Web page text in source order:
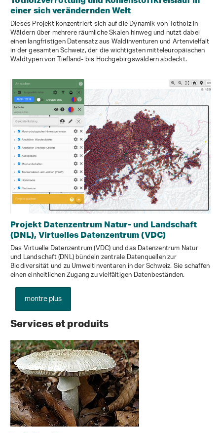
einer sich verändernden Welt
Dieses Projekt konzentriert sich auf die Dynamik von Totholz in
Wäldern über mehrere räumliche Skalen hinweg und nutzt dabei
einen langfristigen Datensatz aus Waldinventuren und Artenvielfalt
in der gesamten Schweiz, der die wichtigsten mitteleuropäischen
Waldtypen von Tiefland- bis Hochgebirgswäldern abdeckt.
Projekt Datenzentrum Natur- und Landschaft
(DNL), Virtuelles Datenzentrum (VDC)
Das Virtuelle Datenzentrum (VDC) und das Datenzentrum Natur
und Landschaft (DNL) bündeln zentrale Datenquellen zur
Biodiversität und zu Umweltinventaren in der Schweiz. Sie schaffen
einen einheitlichen Zugang zu vielfältigen Datenbeständen.
montre plus
Services et produits